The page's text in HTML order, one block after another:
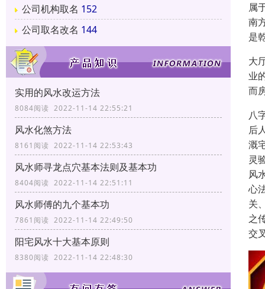
公司机构取名 152
公司取名改名 144
实用的风水改运方法
8084阅读 2022-11-14 22:55:21
风水化煞方法
8161阅读 2022-11-14 22:53:43
风水师寻龙点穴基本法则及基本功
8404阅读 2022-11-14 22:51:11
风水师傅的九个基本功
7861阅读 2022-11-14 22:49:50
阳宅风水十大基本原则
8380阅读 2022-11-14 22:48:30
属
南
是
大
业
而
八
后
溉
灵
风
心
关
之
交